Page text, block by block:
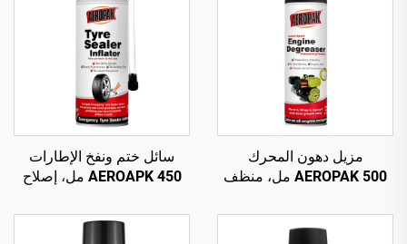
مزيل دهون المحرك
AEROPAK 500 مل، منظف
لإزالة الشحوم والعناية
بالسيارة
سائل ختم ونفخ الإطارات
AEROAPK 450 مل، إصلاح
أنبوب داخلي